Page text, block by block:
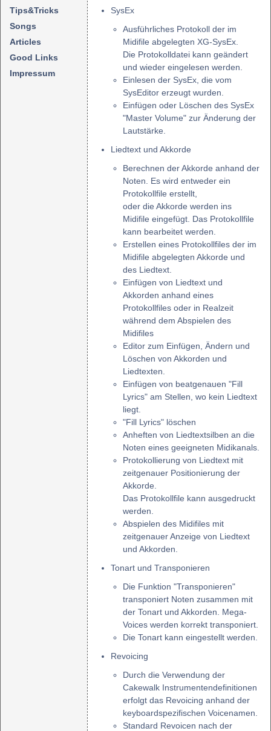
Tips&Tricks
Songs
Articles
Good Links
Impressum
SysEx
Ausführliches Protokoll der im
Midifile abgelegten XG-SysEx.
Die Protokolldatei kann geändert
und wieder eingelesen werden.
Einlesen der SysEx, die vom
SysEditor erzeugt wurden.
Einfügen oder Löschen des SysEx
"Master Volume" zur Änderung der
Lautstärke.
Liedtext und Akkorde
Berechnen der Akkorde anhand der
Noten. Es wird entweder ein
Protokollfile erstellt,
oder die Akkorde werden ins
Midifile eingefügt. Das Protokollfile
kann bearbeitet werden.
Erstellen eines Protokollfiles der im
Midifile abgelegten Akkorde und
des Liedtext.
Einfügen von Liedtext und
Akkorden anhand eines
Protokollfiles oder in Realzeit
während dem Abspielen des
Midifiles
Editor zum Einfügen, Ändern und
Löschen von Akkorden und
Liedtexten.
Einfügen von beatgenauen "Fill
Lyrics" am Stellen, wo kein Liedtext
liegt.
"Fill Lyrics" löschen
Anheften von Liedtextsilben an die
Noten eines geeigneten Midikanals.
Protokollierung von Liedtext mit
zeitgenauer Positionierung der
Akkorde.
Das Protokollfile kann ausgedruckt
werden.
Abspielen des Midifiles mit
zeitgenauer Anzeige von Liedtext
und Akkorden.
Tonart und Transponieren
Die Funktion "Transponieren"
transponiert Noten zusammen mit
der Tonart und Akkorden. Mega-
Voices werden korrekt transponiert.
Die Tonart kann eingestellt werden.
Revoicing
Durch die Verwendung der
Cakewalk Instrumentendefinitionen
erfolgt das Revoicing anhand der
keyboardspezifischen Voicenamen.
Standard Revoicen nach der